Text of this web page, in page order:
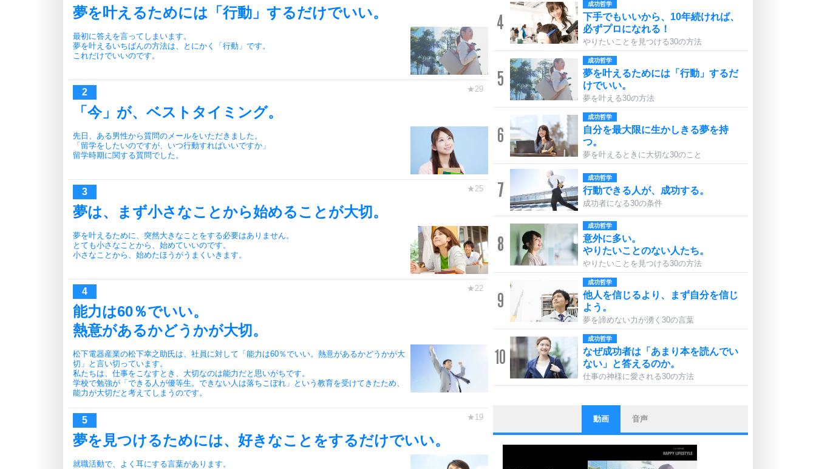
夢を叶えるためには「行動」するだけでいい。
最初に答えを言ってしまいます。
夢を叶えるいちばんの方法は、とにかく「行動」です。
これだけでいいのです。
「今」が、ベストタイミング。
先日、ある男性から質問のメールをいただきました。
「留学をしたいのですが、いつ行動すればいいですか」
留学時期に関する質問でした。
夢は、まず小さなことから始めることが大切。
夢を叶えるために、突然大きなことをする必要はありません。
とても小さなことから、始めていいのです。
小さなことから、始めたほうがうまくいきます。
能力は60％でいい。
熱意があるかどうかが大切。
松下電器産業の松下幸之助氏は、社員に対して「能力は60％でいい。熱意があるかどうかが大
切」と言い切っています。
私たちは、仕事をこなすとき、大切なのは能力だと思いがちです。
学校で勉強が「できる人が優等生。できない人は落ちこぼれ」という教育を受けてきたため、
能力が大切だと考えてしまうのです。
夢を見つけるためには、好きなことをするだけでいい。
就職活動で、よく耳にする言葉があります。
4
成功哲学
下手でもいいから、10年続ければ、
必ずプロになれる！
やりたいことを見つける30の方法
5
成功哲学
夢を叶えるためには「行動」するだ
けでいい。
夢を叶える30の方法
6
成功哲学
自分を最大限に生かしきる夢を持
つ。
夢を叶えるときに大切な30のこと
7
成功哲学
行動できる人が、成功する。
成功者になる30の条件
8
成功哲学
意外に多い。
やりたいことのない人たち。
やりたいことを見つける30の方法
9
成功哲学
他人を信じるより、まず自分を信じ
よう。
夢を諦めない力が湧く30の言葉
10
成功哲学
なぜ成功者は「あまり本を読んでい
ない」と答えるのか。
仕事の神様に愛される30の方法
1
ストレス対策
他人と比べない。
いっそのこと、他人を見ない。
いらいらしない人になる30の方法
動画 音声